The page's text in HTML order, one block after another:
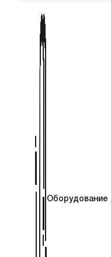
Оборудование